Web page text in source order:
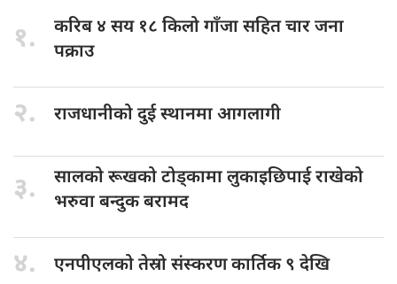
१. करिब ४ सय १८ किलो गाँजा सहित चार जना
पक्राउ
२. राजधानीको दुईस्थानमा आगलागी
३. सालको रूखकोटोड्कामा लुकाइछिपाई राखेको
भरुवा बन्दुक बरामद
४. एनपीएलको तेस्रोसंस्करण कार्तिक ९ देखि